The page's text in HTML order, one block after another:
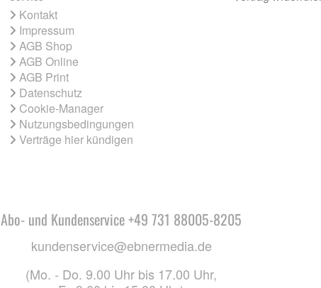
Kontakt
Impressum
AGB Shop
AGB Online
AGB Print
Datenschutz
Cookie-Manager
Nutzungsbedingungen
Verträge hier kündigen
Abo- und Kundenservice +49 731 88005-8205
kundenservice@ebnermedia.de
(Mo. - Do. 9.00 Uhr bis 17.00 Uhr,